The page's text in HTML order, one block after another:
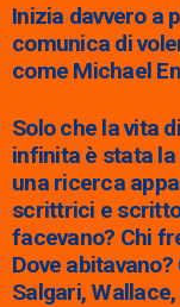
Inizia davvero a
comunica di
come Michael
Solo che la vita
infinita è stata
una ricerca
scrittrici e
facevano? Chi
Dove abitavano?
Salgari,